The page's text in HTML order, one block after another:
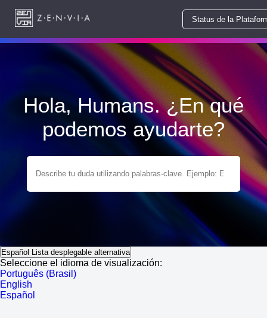
Status de la
Hola, Humans. ¿En qué
podemos ayudarte?
Español Lista desplegable alternativa
Seleccione el idioma de visualización:
Português (Brasil)
English
Español